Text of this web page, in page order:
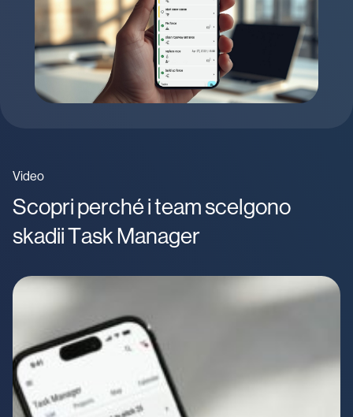
Video
Scopri perché i team scelgono
skadii Task Manager